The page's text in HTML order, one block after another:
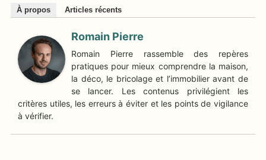
À propos Articles récents
Romain Pierre
Romain Pierre rassemble des repères
pratiques pour mieux comprendre la maison,
la déco, le bricolage et l’immobilier avant de
se lancer. Les contenus privilégient les
critères utiles, les erreurs à éviter et les points de vigilance
à vérifier.